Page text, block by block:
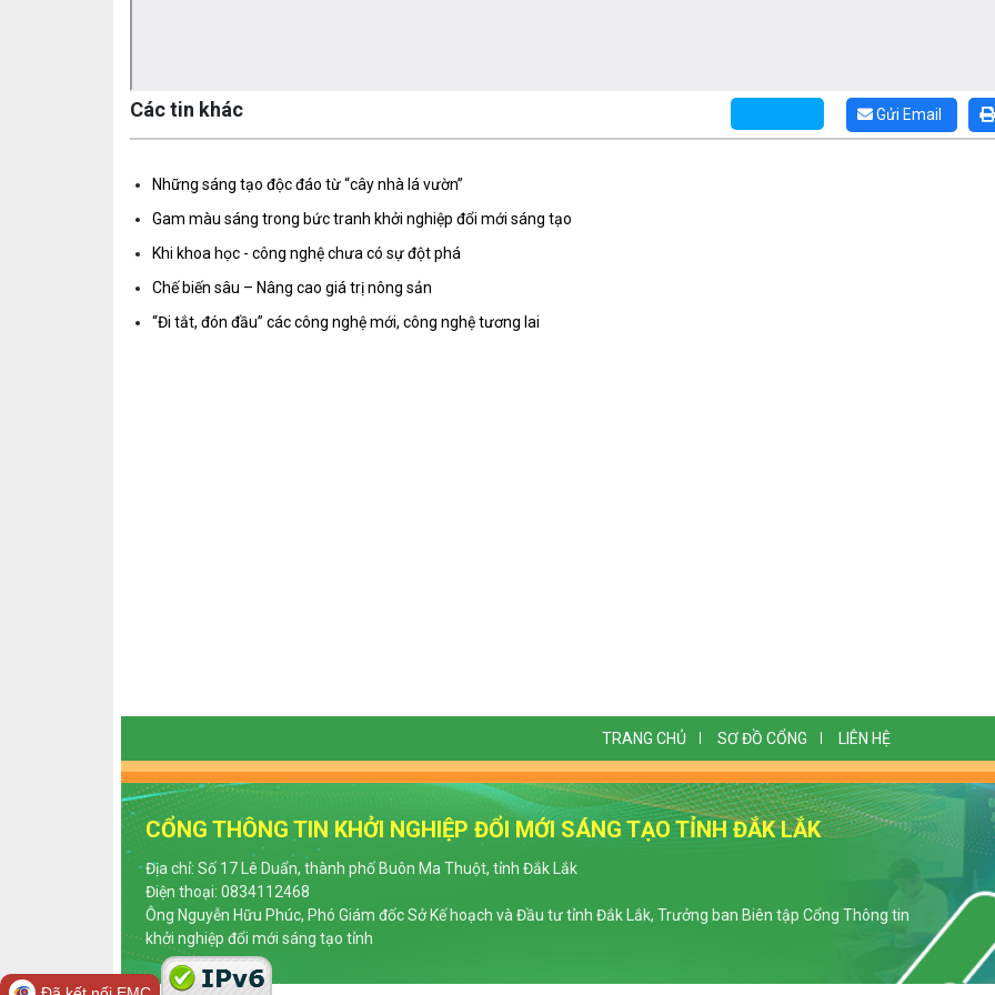
Gửi Email
Các tin khác
Những sáng tạo độc đáo từ “cây nhà lá vườn”
Gam màu sáng trong bức tranh khởi nghiệp đổi mới sáng tạo
Khi khoa học - công nghệ chưa có sự đột phá
Chế biến sâu – Nâng cao giá trị nông sản
“Đi tắt, đón đầu” các công nghệ mới, công nghệ tương lai
TRANG CHỦ SƠ ĐỒ CỔNG LIÊN HỆ
CỔNG THÔNG TIN KHỞI NGHIỆP ĐỔI MỚI SÁNG TẠO TỈNH ĐẮK LẮK
Địa chỉ: Số 17 Lê Duẩn, thành phố Buôn Ma Thuột, tỉnh Đắk Lắk
Điện thoại: 0834112468
Ông Nguyễn Hữu Phúc, Phó Giám đốc Sở Kế hoạch và Đầu tư tỉnh Đắk Lắk, Trưởng ban Biên tập Cổng Thông tin
khởi nghiệp đổi mới sáng tạo tỉnh